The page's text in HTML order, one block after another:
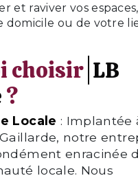
et raviver vos
domicile ou de votre
choisir LB
?
Locale : Implantée
notre
enracinée
locale. Nous